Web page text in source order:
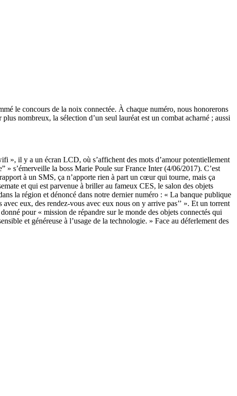
le concours de la noix connectée. À chaque numéro, nous honorerons
nombreux, la sélection d’un seul lauréat est un combat acharné ; aussi
», il y a un écran LCD, où s’affichent des mots d’amour potentiellement
» s’émerveille la boss Marie Poule sur France Inter (4/06/2017). C’est
à un SMS, ça n’apporte rien à part un cœur qui tourne, mais ça
et qui est parvenue à briller au fameux CES, le salon des objets
la région et dénoncé dans notre dernier numéro : « La banque publique
eux, des rendez-vous avec eux nous on y arrive pas’’ ». Et un torrent
pour « mission de répandre sur le monde des objets connectés qui
et généreuse à l’usage de la technologie. » Face au déferlement des